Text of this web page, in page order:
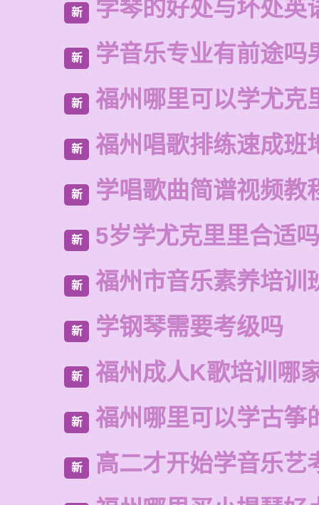
新 学琴的好处与坏处英
新 学音乐专业有前途吗
新 福州哪里可以学尤克
新 福州唱歌排练速成班
新 学唱歌曲简谱视频教
新 5岁学尤克里里合适
新 福州市音乐素养培训
新 学钢琴需要考级吗
新 福州成人K歌培训哪
新 福州哪里可以学古筝
新 高二才开始学音乐艺